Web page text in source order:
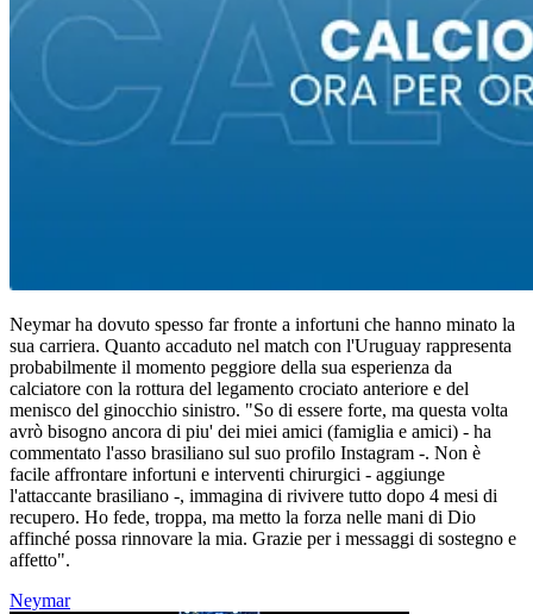
Neymar ha dovuto spesso far fronte a infortuni che hanno minato la
sua carriera. Quanto accaduto nel match con l'Uruguay rappresenta
probabilmente il momento peggiore della sua esperienza da
calciatore con la rottura del legamento crociato anteriore e del
menisco del ginocchio sinistro. "So di essere forte, ma questa volta
avrò bisogno ancora di piu' dei miei amici (famiglia e amici) - ha
commentato l'asso brasiliano sul suo profilo Instagram -. Non è
facile affrontare infortuni e interventi chirurgici - aggiunge
l'attaccante brasiliano -, immagina di rivivere tutto dopo 4 mesi di
recupero. Ho fede, troppa, ma metto la forza nelle mani di Dio
affinché possa rinnovare la mia. Grazie per i messaggi di sostegno e
affetto".
Neymar